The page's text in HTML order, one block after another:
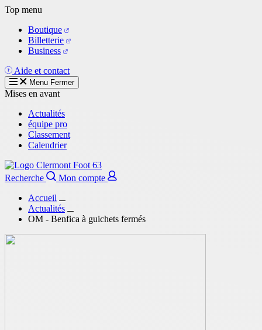
Aller
contenu
principal
Top menu
Boutique
Billetterie
Business
Aide et contact
Menu Fermer
Mises en avant
Actualités
équipe pro
Classement
Calendrier
Recherche
Mon compte
Accueil
Actualités
OM - Benfica à guichets fermés